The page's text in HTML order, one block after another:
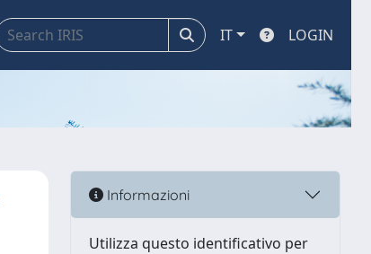
IT LOGIN
Informazioni
Utilizza questo identificativo per